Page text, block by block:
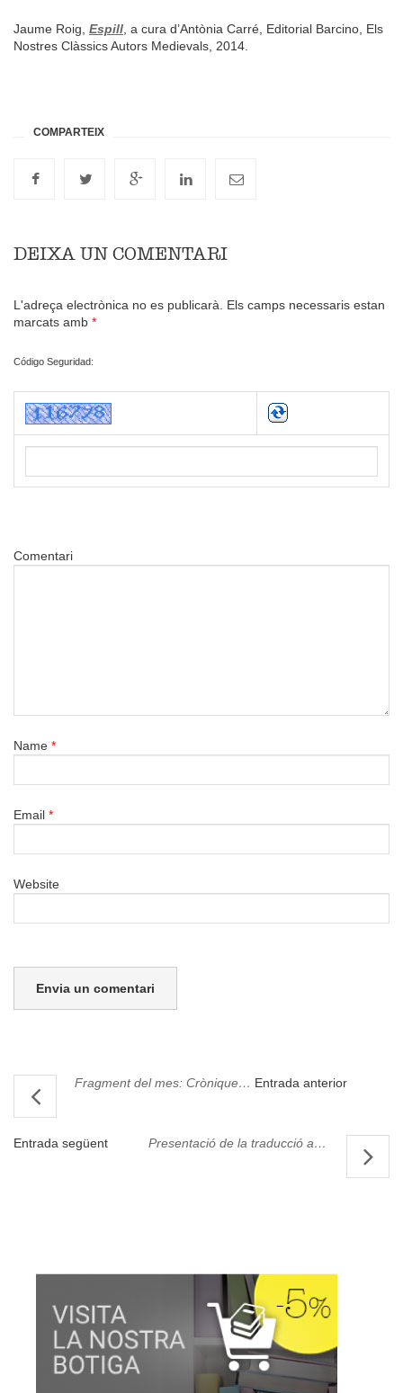
Jaume Roig, Espill, a cura d’Antònia Carré, Editorial Barcino, Els
Nostres Clàssics Autors Medievals, 2014.
DEIXA UN COMENTARI
L'adreça electrònica no es publicarà. Els camps necessaris estan
marcats amb *
Código Seguridad:
Comentari
Name *
Email *
Website
Entrada anterior
Fragment del mes: Cròniques del setge de Barcelona de 1713-1714
Entrada següent Presentació de la traducció anglesa dels